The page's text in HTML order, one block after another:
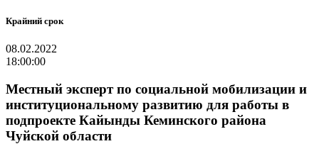
Крайний срок
08.02.2022
18:00:00
Местный эксперт по социальной мобилизации и
институциональному развитию для работы в
подпроекте Кайынды Кеминского района
Чуйской области